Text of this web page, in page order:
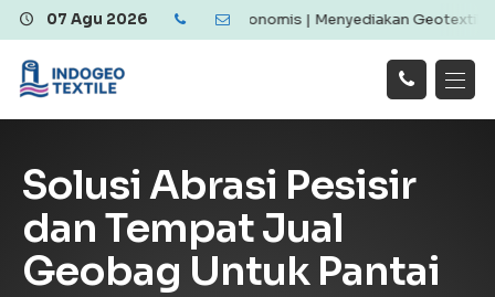
07 Agu 2026
Berkualitas dan Ekonomis | Menyediakan Geotextile Woven
Tentang Kami
Galeri
Layanan
Hubungi
!
Solusi Abrasi Pesisir
dan Tempat Jual
Geobag Untuk Pantai